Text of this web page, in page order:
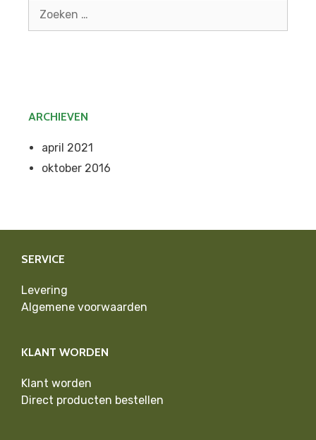
naar:
ARCHIEVEN
april 2021
oktober 2016
SERVICE
Levering
Algemene voorwaarden
KLANT WORDEN
Klant worden
Direct producten bestellen